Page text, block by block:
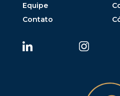
Equipe
Contato